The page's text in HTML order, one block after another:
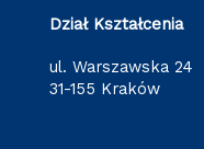
Dział Kształcenia
ul. Warszawska 24
31-155 Kraków